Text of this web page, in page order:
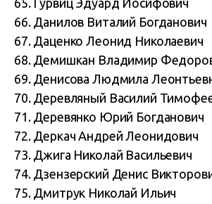
65. Гурвиц Эдуард Иосифович
66. Данилов Виталий Богданович
67. Даценко Леонид Николаевич
68. Демишкан Владимир
69. Денисова Людмила
70. Деревляный Василий
71. Деревянко Юрий Богданович
72. Деркач Андрей Леонидович
73. Джига Николай Васильевич
74. Дзензерский Денис
75. Дмитрук Николай Ильич